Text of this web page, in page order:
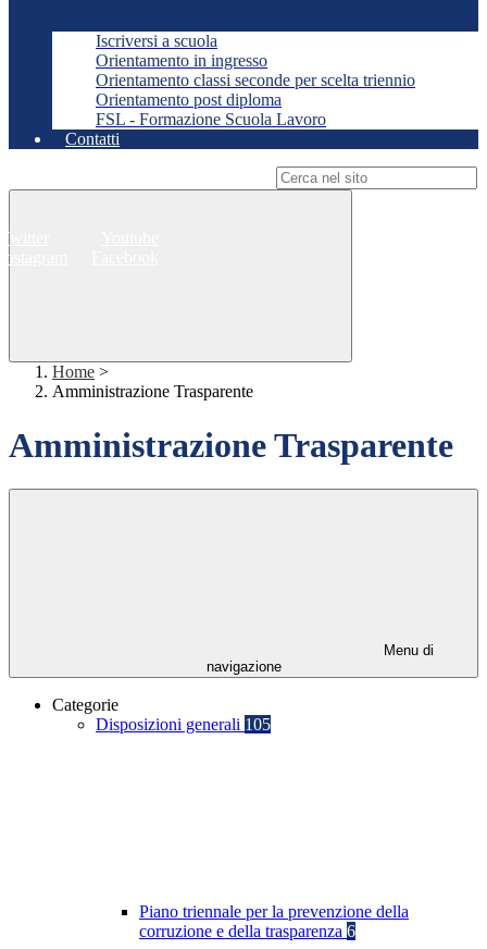
Iscriversi a scuola
Orientamento in ingresso
Orientamento classi seconde per scelta triennio
Orientamento post diploma
FSL - Formazione Scuola Lavoro
Contatti
Twitter
Instagram
Home >
Amministrazione Trasparente
Amministrazione Trasparente
Menu di
navigazione
Categorie
Disposizioni generali 105
Piano triennale per la prevenzione della
corruzione e della trasparenza 6